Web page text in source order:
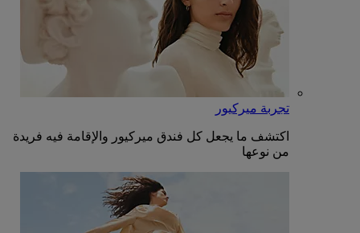
تجربة ميركيور
اكتشف ما يجعل كل فندق ميركيور والإقامة فيه فريدة
من نوعها